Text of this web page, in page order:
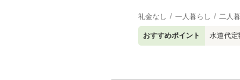
礼金なし 一人暮らし 二人
おすすめポイント 水道代